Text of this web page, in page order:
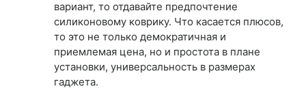
вариант, то отдавайте предпочтение
силиконовому коврику. Что касается плюсов,
то это не только демократичная и
приемлемая цена, но и простота в плане
установки, универсальность в размерах
гаджета.